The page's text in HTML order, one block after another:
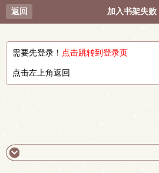
返回 加入书架失败
需要先登录！ 点击跳转到登录页
点击左上角返回